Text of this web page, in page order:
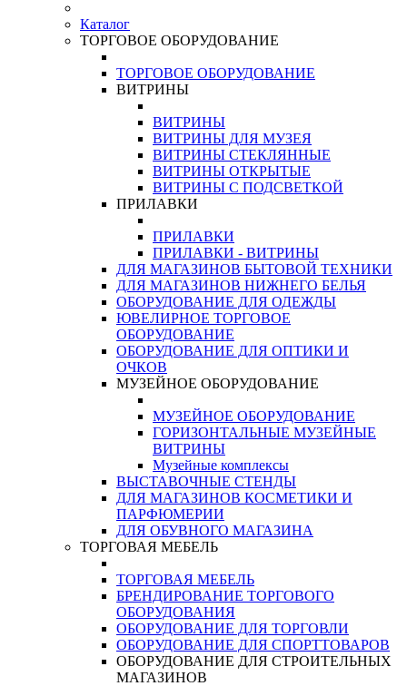
Каталог
ТОРГОВОЕ ОБОРУДОВАНИЕ
ТОРГОВОЕ ОБОРУДОВАНИЕ
ВИТРИНЫ
ВИТРИНЫ
ВИТРИНЫ ДЛЯ МУЗЕЯ
ВИТРИНЫ СТЕКЛЯННЫЕ
ВИТРИНЫ ОТКРЫТЫЕ
ВИТРИНЫ С ПОДСВЕТКОЙ
ПРИЛАВКИ
ПРИЛАВКИ
ПРИЛАВКИ - ВИТРИНЫ
ДЛЯ МАГАЗИНОВ БЫТОВОЙ ТЕХНИКИ
ДЛЯ МАГАЗИНОВ НИЖНЕГО БЕЛЬЯ
ОБОРУДОВАНИЕ ДЛЯ ОДЕЖДЫ
ЮВЕЛИРНОЕ ТОРГОВОЕ
ОБОРУДОВАНИЕ
ОБОРУДОВАНИЕ ДЛЯ ОПТИКИ И
ОЧКОВ
МУЗЕЙНОЕ ОБОРУДОВАНИЕ
МУЗЕЙНОЕ ОБОРУДОВАНИЕ
ГОРИЗОНТАЛЬНЫЕ МУЗЕЙНЫЕ
ВИТРИНЫ
Музейные комплексы
ВЫСТАВОЧНЫЕ СТЕНДЫ
ДЛЯ МАГАЗИНОВ КОСМЕТИКИ И
ПАРФЮМЕРИИ
ДЛЯ ОБУВНОГО МАГАЗИНА
ТОРГОВАЯ МЕБЕЛЬ
ТОРГОВАЯ МЕБЕЛЬ
БРЕНДИРОВАНИЕ ТОРГОВОГО
ОБОРУДОВАНИЯ
ОБОРУДОВАНИЕ ДЛЯ ТОРГОВЛИ
ОБОРУДОВАНИЕ ДЛЯ СПОРТТОВАРОВ
ОБОРУДОВАНИЕ ДЛЯ СТРОИТЕЛЬНЫХ
МАГАЗИНОВ